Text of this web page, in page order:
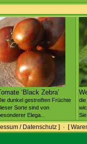
‘Black Zebra’
dunkel gestreiften Früchte
Sorte sind von
Elega...
Sie
/ Datenschutz ] · [